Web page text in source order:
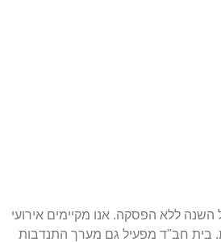
ללא הפסקה. אנו מקיימים אירועי
בית חב"ד מפעיל גם מערך התנדבות